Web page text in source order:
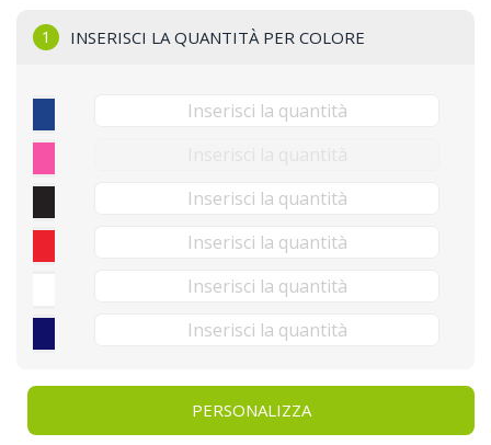
1 INSERISCI LA QUANTITÀ PER COLORE
PERSONALIZZA